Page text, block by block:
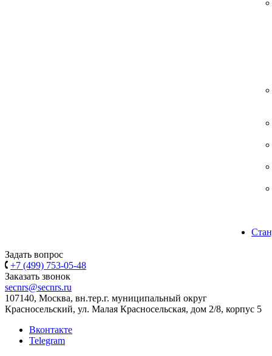
Задать вопрос
+7 (499) 753-05-48
Заказать звонок
secnrs@secnrs.ru
107140, Москва, вн.тер.г. муниципальный округ
Красносельский, ул. Малая Красносельская, дом 2/8, корпус 5
Вконтакте
Telegram